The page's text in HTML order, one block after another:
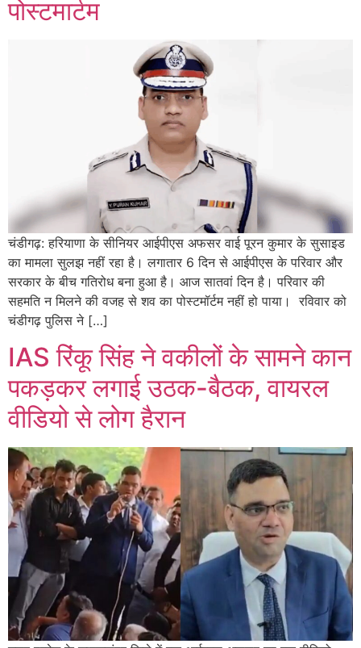
पोस्टमार्टम
चंडीगढ़: हरियाणा के सीनियर आईपीएस अफसर वाई पूरन कुमार के सुसाइड
का मामला सुलझ नहीं रहा है। लगातार 6 दिन से आईपीएस के परिवार और
सरकार के बीच गतिरोध बना हुआ है। आज सातवां दिन है। परिवार की
सहमति न मिलने की वजह से शव का पोस्टमॉर्टम नहीं हो पाया। रविवार को
चंडीगढ़ पुलिस ने […]
IAS रिंकू सिंह ने वकीलों के सामने कान
पकड़कर लगाई उठक-बैठक, वायरल
वीडियो से लोग हैरान